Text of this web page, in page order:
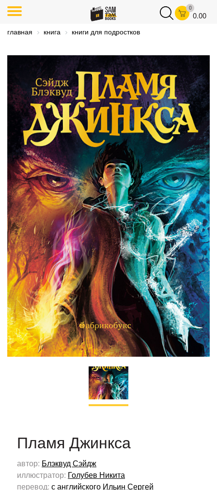
0
0.00
главная книга книги для подростков
Пламя Джинкса
автор: Блэквуд Сэйдж
иллюстратор: Голубев Никита
перевод: с английского Ильин Сергей